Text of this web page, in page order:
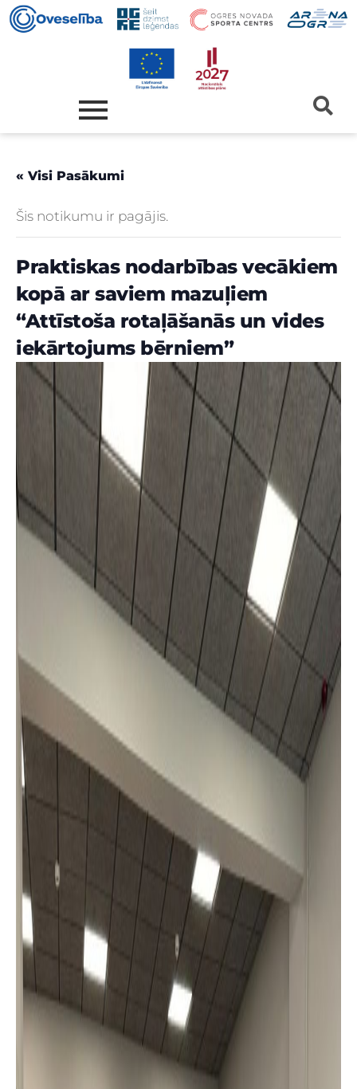
« Visi Pasākumi
Šis notikumu ir pagājis.
Praktiskas nodarbības vecākiem
kopā ar saviem mazuļiem
“Attīstoša rotaļāšanās un vides
iekārtojums bērniem”